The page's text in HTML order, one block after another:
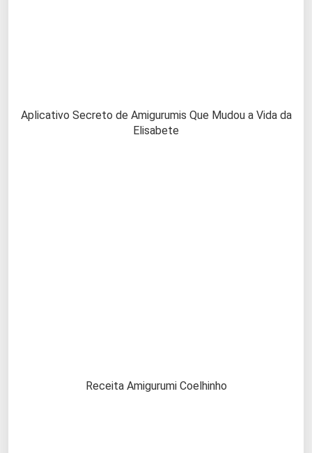
Aplicativo Secreto de Amigurumis Que Mudou a Vida da
Elisabete
Receita Amigurumi Coelhinho